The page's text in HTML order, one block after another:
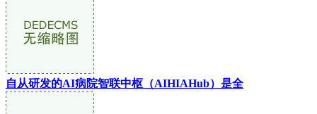
自从研发的AI病院智联中枢（AIHIAHub）是全